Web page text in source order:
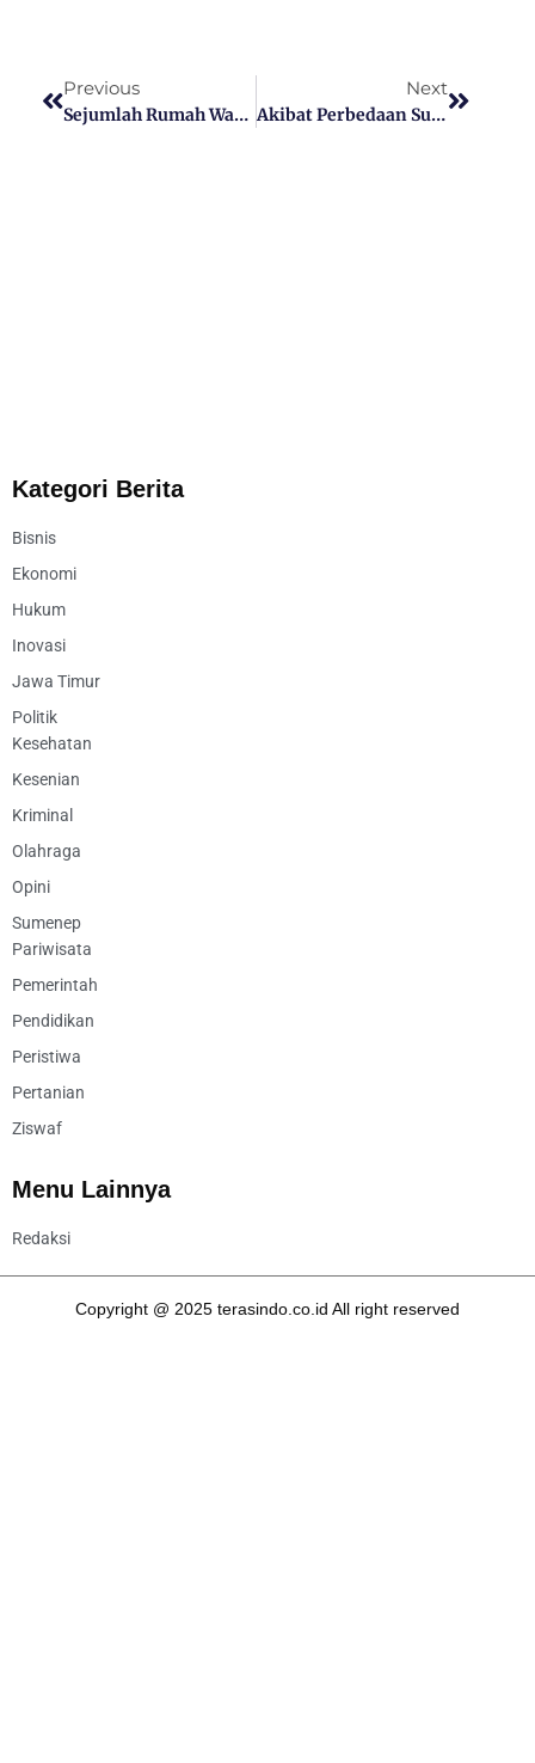
Previous
Sejumlah Rumah Warga Gersik Putih Sumenep Terendam Air, Gara-Gara Tanggul Jebol
Next
Akibat Perbedaan Suhu, Bupati Sumenep Ingatkan Calon Jamaah Haji Jaga Kesehatan
Kategori Berita
Bisnis
Ekonomi
Hukum
Inovasi
Jawa Timur
Politik
Kesehatan
Kesenian
Kriminal
Olahraga
Opini
Sumenep
Pariwisata
Pemerintah
Pendidikan
Peristiwa
Pertanian
Ziswaf
Menu Lainnya
Redaksi
Copyright @ 2025 terasindo.co.id All right reserved